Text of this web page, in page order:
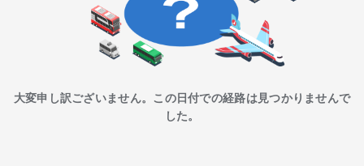
大変申し訳ございません。この日付での経路は見つかりませんで
した。